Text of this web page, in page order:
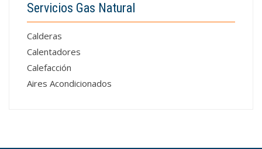
Servicios Gas Natural
Calderas
Calentadores
Calefacción
Aires Acondicionados